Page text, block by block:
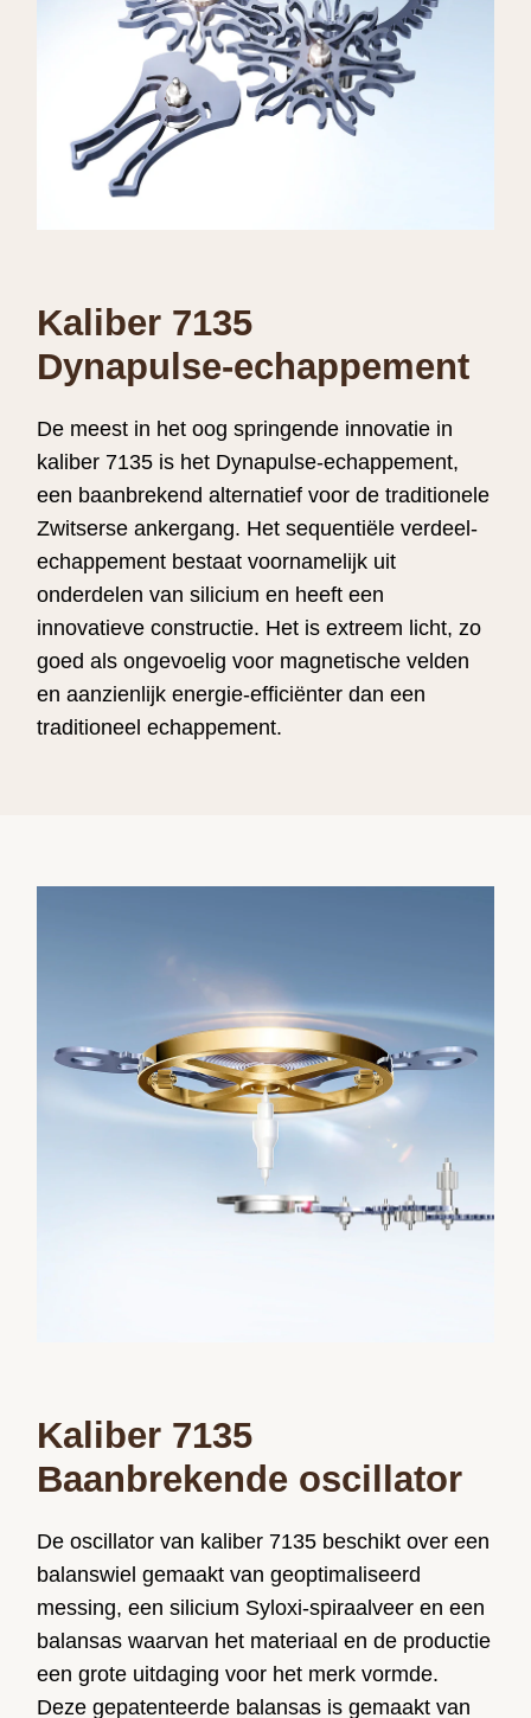
Kaliber 7135
Dynapulse-echappement
De meest in het oog springende innovatie in
kaliber 7135 is het Dynapulse-echappement,
een baanbrekend alternatief voor de traditionele
Zwitserse ankergang. Het sequentiële verdeel­
echappement bestaat voornamelijk uit
onderdelen van silicium en heeft een
innovatieve constructie. Het is extreem licht, zo
goed als ongevoelig voor magnetische velden
en aanzienlijk energie-efficiënter dan een
traditioneel echappement.
Kaliber 7135
Baanbrekende oscillator
De oscillator van kaliber 7135 beschikt over een
balanswiel gemaakt van geoptimaliseerd
messing, een silicium Syloxi-spiraalveer en een
balansas waarvan het materiaal en de productie
een grote uitdaging voor het merk vormde.
Deze gepatenteerde balansas is gemaakt van